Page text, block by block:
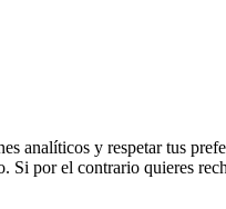
analíticos y respetar tus
por el contrario quieres